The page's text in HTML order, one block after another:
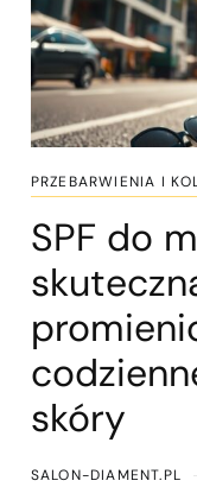
PRZEBARWIENIA I
SPF do
skóry
SALON-DIAMENT.PL